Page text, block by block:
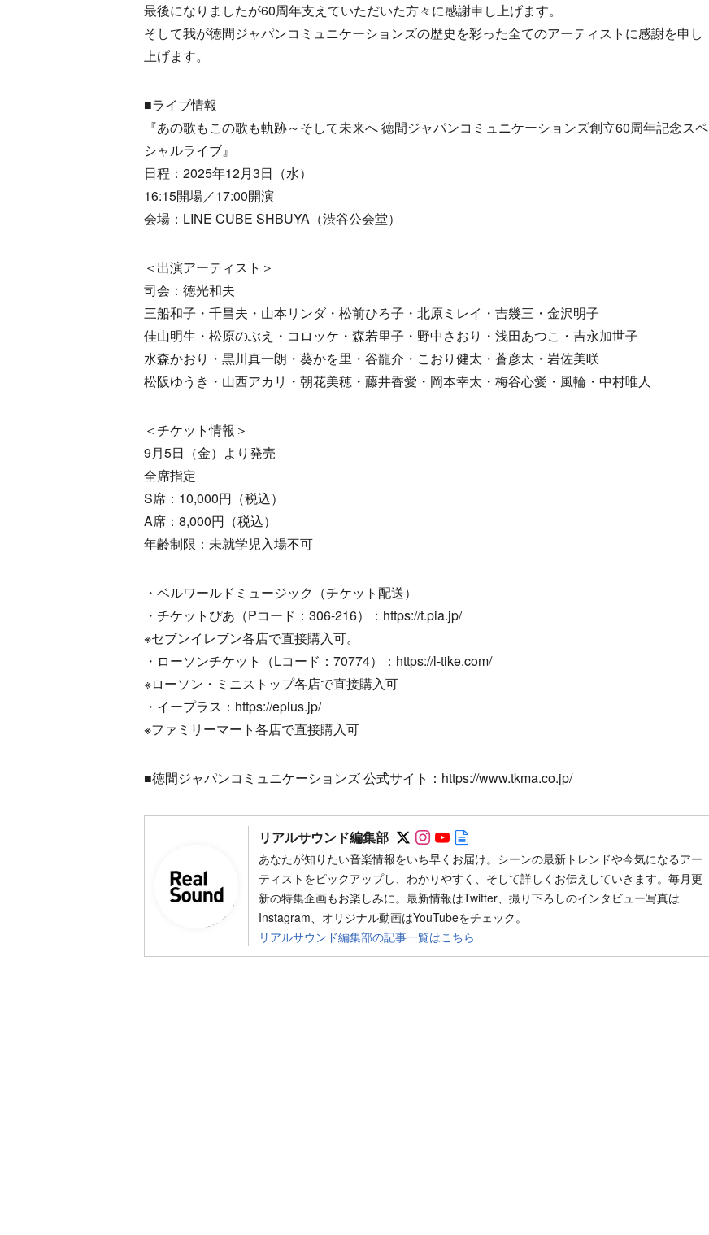
最後になりましたが60周年支えていただいた方々に感謝申し上げます。
そして我が徳間ジャパンコミュニケーションズの歴史を彩った全てのアーティストに感謝を申し
上げます。
■ライブ情報
『あの歌もこの歌も軌跡～そして未来へ 徳間ジャパンコミュニケーションズ創立60周年記念スペ
シャルライブ』
日程：2025年12月3日（水）
16:15開場／17:00開演
会場：LINE CUBE SHBUYA（渋谷公会堂）
＜出演アーティスト＞
司会：徳光和夫
三船和子・千昌夫・山本リンダ・松前ひろ子・北原ミレイ・吉幾三・金沢明子
佳山明生・松原のぶえ・コロッケ・森若里子・野中さおり・浅田あつこ・吉永加世子
水森かおり・黒川真一朗・葵かを里・谷龍介・こおり健太・蒼彦太・岩佐美咲
松阪ゆうき・山西アカリ・朝花美穂・藤井香愛・岡本幸太・梅谷心愛・風輪・中村唯人
＜チケット情報＞
9月5日（金）より発売
全席指定
S席：10,000円（税込）
A席：8,000円（税込）
年齢制限：未就学児入場不可
・ベルワールドミュージック（チケット配送）
・チケットぴあ（Pコード：306-216）：https://t.pia.jp/
※セブンイレブン各店で直接購入可。
・ローソンチケット（Lコード：70774）：https://l-tike.com/
※ローソン・ミニストップ各店で直接購入可
・イープラス：https://eplus.jp/
※ファミリーマート各店で直接購入可
■徳間ジャパンコミュニケーションズ 公式サイト：https://www.tkma.co.jp/
リアルサウンド編集部 Follow on SNS
Follow on SNS
Follow on SNS
あなたが知りたい音楽情報をいち早くお届け。シーンの最新トレンドや今気になるアー
ティストをピックアップし、わかりやすく、そして詳しくお伝えしていきます。毎月更
新の特集企画もお楽しみに。最新情報はTwitter、撮り下ろしのインタビュー写真は
Instagram、オリジナル動画はYouTubeをチェック。
リアルサウンド編集部の記事一覧はこちら